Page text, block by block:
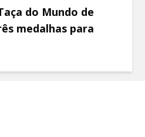
do Mundo de
medalhas para